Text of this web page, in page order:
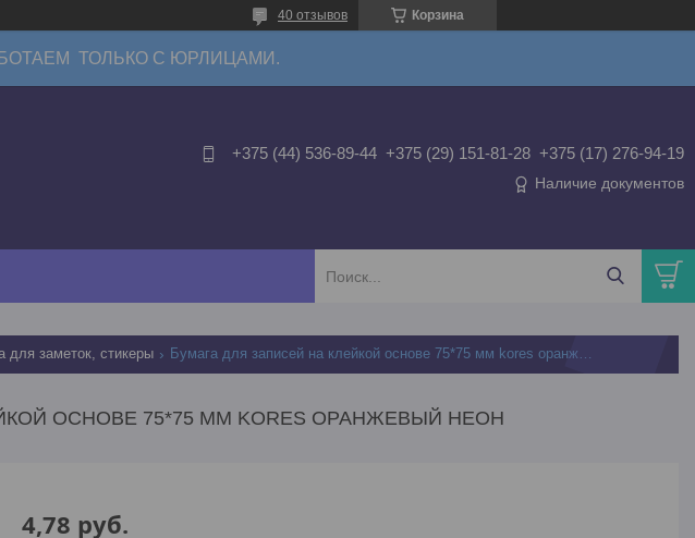
Корзина
40 отзывов
ТОЛЬКО С ЮРЛИЦАМИ.
+375 (44) 536-89-44 +375 (29) 151-81-28 +375 (17) 276-94-19
Наличие документов
для заметок, стикеры Бумага для записей на клейкой основе 75*75 мм kores оранжевый неон
ОСНОВЕ 75*75 ММ KORES ОРАНЖЕВЫЙ НЕОН
4,78 руб.